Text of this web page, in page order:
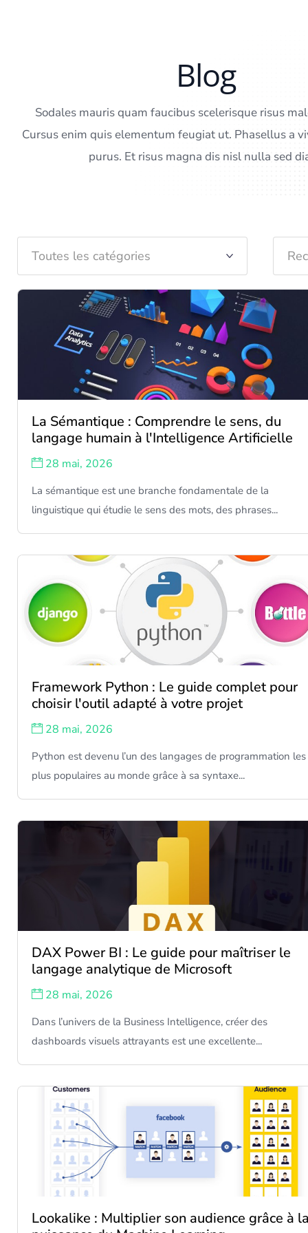
Blog
Sodales mauris quam faucibus scelerisque risus
Cursus enim quis elementum feugiat ut. Phasellus a
purus. Et risus magna dis nisl nulla sed
La Sémantique : Comprendre le sens, du
langage humain à l'Intelligence Artificielle
28 mai, 2026
La sémantique est une branche fondamentale de la
linguistique qui étudie le sens des mots, des phrases...
Framework Python : Le guide complet pour
choisir l'outil adapté à votre projet
28 mai, 2026
Python est devenu l’un des langages de programmation les
plus populaires au monde grâce à sa syntaxe...
DAX Power BI : Le guide pour maîtriser le
langage analytique de Microsoft
28 mai, 2026
Dans l’univers de la Business Intelligence, créer des
dashboards visuels attrayants est une excellente...
Lookalike : Multiplier son audience grâce à